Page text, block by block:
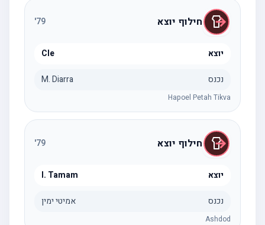
חילוף יוצא 79
'
יוצא Cle
נכנס M. Diarra
Hapoel Petah Tikva
חילוף יוצא 79
'
יוצא I. Tamam
נכנס אמיטי ימין
Ashdod